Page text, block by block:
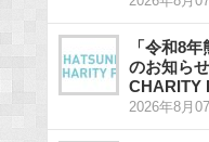
「令和8
のお知ら
CHARITY
2026年8月